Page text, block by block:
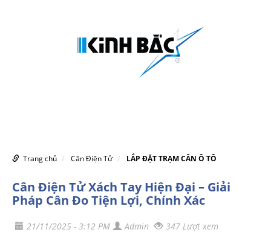
Trang chủ Cân Điện Tử LẮP ĐẶT TRẠM CÂN Ô TÔ
Cân Điện Tử Xách Tay Hiện Đại – Giải
Pháp Cân Đo Tiện Lợi, Chính Xác
21/11/2025 - 3:12 PM Admin 347 Lượt xem